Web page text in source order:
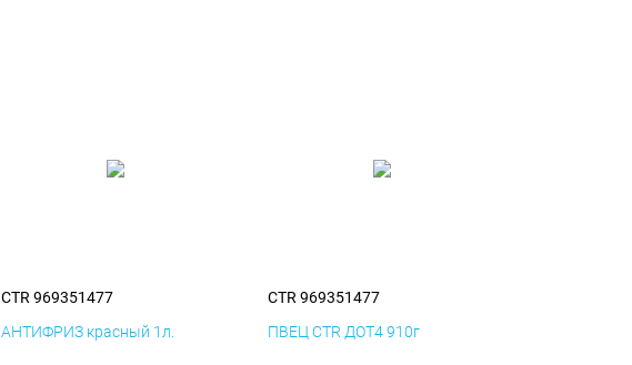
CTR 969351477
АНТИФРИЗ красный 1л.
CTR 969351477
ПВЕЦ CTR ДОТ4 910г